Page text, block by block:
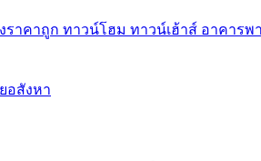
ราคาถูก ทาวน์โฮม ทาวน์เฮ้าส์ อาคา
อสังหา